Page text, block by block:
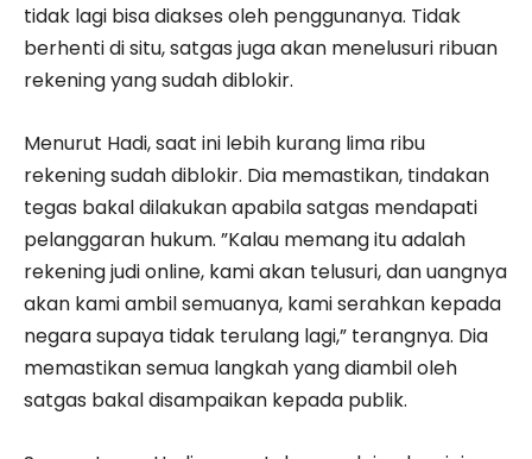
tidak lagi bisa diakses oleh penggunanya. Tidak
berhenti di situ, satgas juga akan menelusuri ribuan
rekening yang sudah diblokir.
Menurut Hadi, saat ini lebih kurang lima ribu
rekening sudah diblokir. Dia memastikan, tindakan
tegas bakal dilakukan apabila satgas mendapati
pelanggaran hukum. ”Kalau memang itu adalah
rekening judi online, kami akan telusuri, dan uangnya
akan kami ambil semuanya, kami serahkan kepada
negara supaya tidak terulang lagi,” terangnya. Dia
memastikan semua langkah yang diambil oleh
satgas bakal disampaikan kepada publik.